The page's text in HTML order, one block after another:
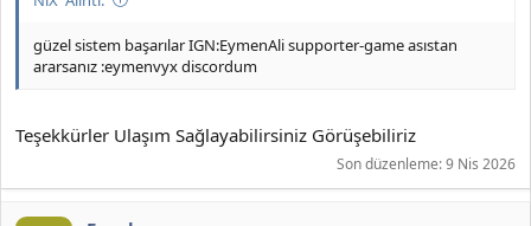
güzel sistem başarılar IGN:EymenAli supporter-game asıstan
ararsanız :eymenvyx discordum
Teşekkürler Ulaşım Sağlayabilirsiniz Görüşebiliriz
Son düzenleme:9 Nis 2026